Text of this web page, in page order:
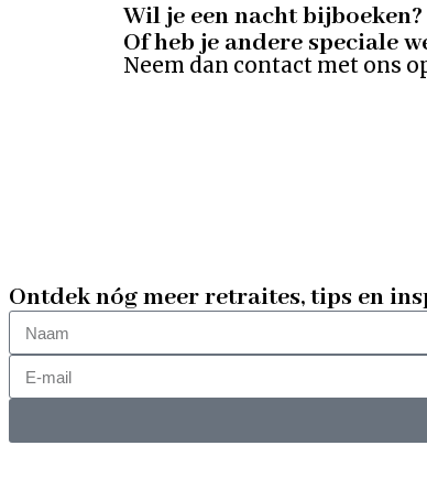
Wil je een nacht bijboeken?
Of heb je andere speciale
Neem dan contact met ons
Ontdek nóg meer retraites, tips en